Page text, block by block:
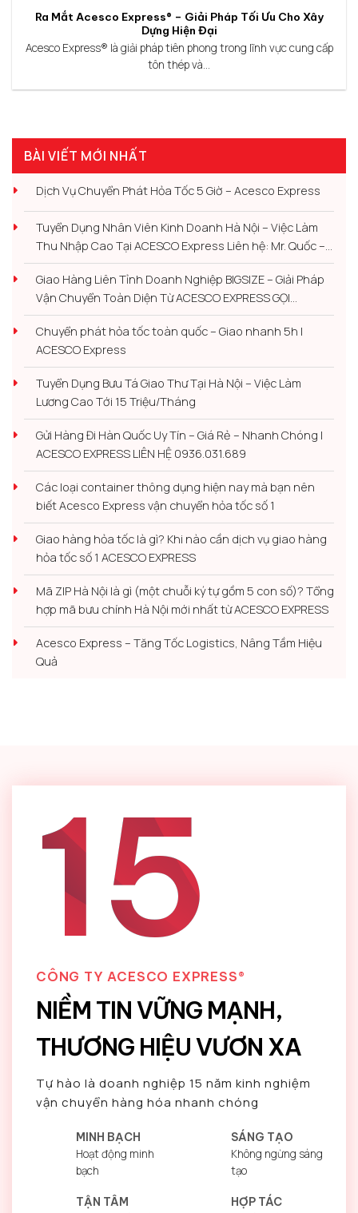
Ra Mắt Acesco Express® – Giải Pháp Tối Ưu Cho Xây
Dựng Hiện Đại
Acesco Express® là giải pháp tiên phong trong lĩnh vực cung cấp
tôn thép và...
BÀI VIẾT MỚI NHẤT
Dịch Vụ Chuyển Phát Hỏa Tốc 5 Giờ – Acesco Express
Tuyển Dụng Nhân Viên Kinh Doanh Hà Nội – Việc Làm
Thu Nhập Cao Tại ACESCO Express Liên hệ: Mr. Quốc –
0978 591 782
Giao Hàng Liên Tỉnh Doanh Nghiệp BIGSIZE – Giải Pháp
Vận Chuyển Toàn Diện Từ ACESCO EXPRESS GỌI
0936.031.689
Chuyển phát hỏa tốc toàn quốc – Giao nhanh 5h |
ACESCO Express
Tuyển Dụng Bưu Tá Giao Thư Tại Hà Nội – Việc Làm
Lương Cao Tới 15 Triệu/Tháng
Gửi Hàng Đi Hàn Quốc Uy Tín – Giá Rẻ – Nhanh Chóng |
ACESCO EXPRESS LIÊN HỆ 0936.031.689
Các loại container thông dụng hiện nay mà bạn nên
biết Acesco Express vận chuyển hỏa tốc số 1
Giao hàng hỏa tốc là gì? Khi nào cần dịch vụ giao hàng
hỏa tốc số 1 ACESCO EXPRESS
Mã ZIP Hà Nội là gì (một chuỗi ký tự gồm 5 con số)? Tổng
hợp mã bưu chính Hà Nội mới nhất từ ACESCO EXPRESS
Acesco Express – Tăng Tốc Logistics, Nâng Tầm Hiệu
Quả
15
CÔNG TY ACESCO EXPRESS®
NIỀM TIN VỮNG MẠNH,
THƯƠNG HIỆU VƯƠN XA
Tự hào là doanh nghiệp 15 năm kinh nghiệm
vận chuyển hàng hóa nhanh chóng
MINH BẠCH
Hoạt động minh
bạch
SÁNG TẠO
Không ngừng sáng
tạo
TẬN TÂM
HỢP TÁC